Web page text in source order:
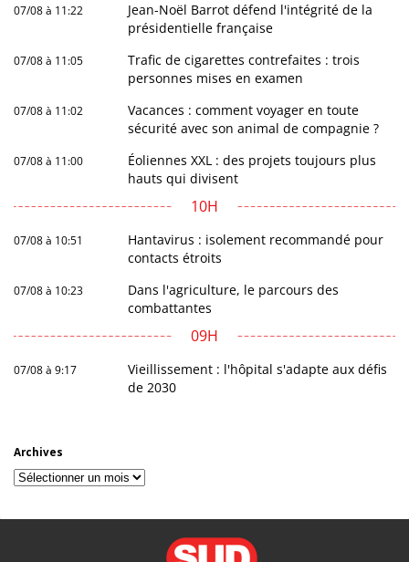
07/08 à 11:22
Jean-Noël Barrot défend l'intégrité de la
présidentielle française
07/08 à 11:05
Trafic de cigarettes contrefaites : trois
personnes mises en examen
07/08 à 11:02
Vacances : comment voyager en toute
sécurité avec son animal de compagnie ?
07/08 à 11:00
Éoliennes XXL : des projets toujours plus
hauts qui divisent
10H
07/08 à 10:51
Hantavirus : isolement recommandé pour
contacts étroits
07/08 à 10:23
Dans l'agriculture, le parcours des
combattantes
09H
07/08 à 9:17
Vieillissement : l'hôpital s'adapte aux défis
de 2030
Archives
Archives